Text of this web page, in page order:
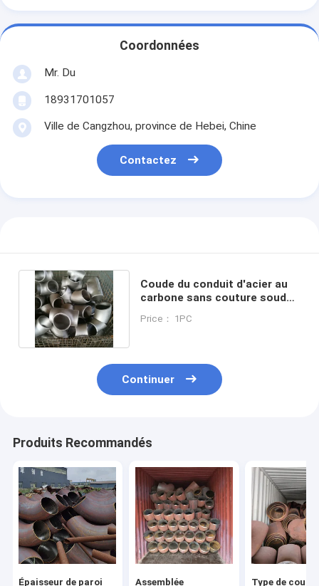
Coordonnées
Mr. Du
18931701057
Ville de Cangzhou, province de Hebei, Chine
Contactez
Coude du conduit d'acier au
carbone sans couture soudé
Price： 1PC
Continuer
Produits Recommandés
Épaisseur de paroi Assemblée Type de coude